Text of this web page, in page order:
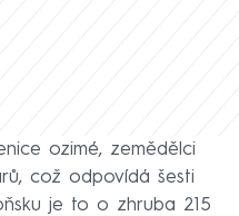
ozimé, zemědělci
což odpovídá šesti
je to o zhruba 215